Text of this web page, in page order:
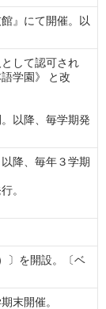
』にて開催。以
して認可され
学園》 と改
以降、毎学期発
降、毎年３学期
。
〕を開設。〔ベ
末開催。